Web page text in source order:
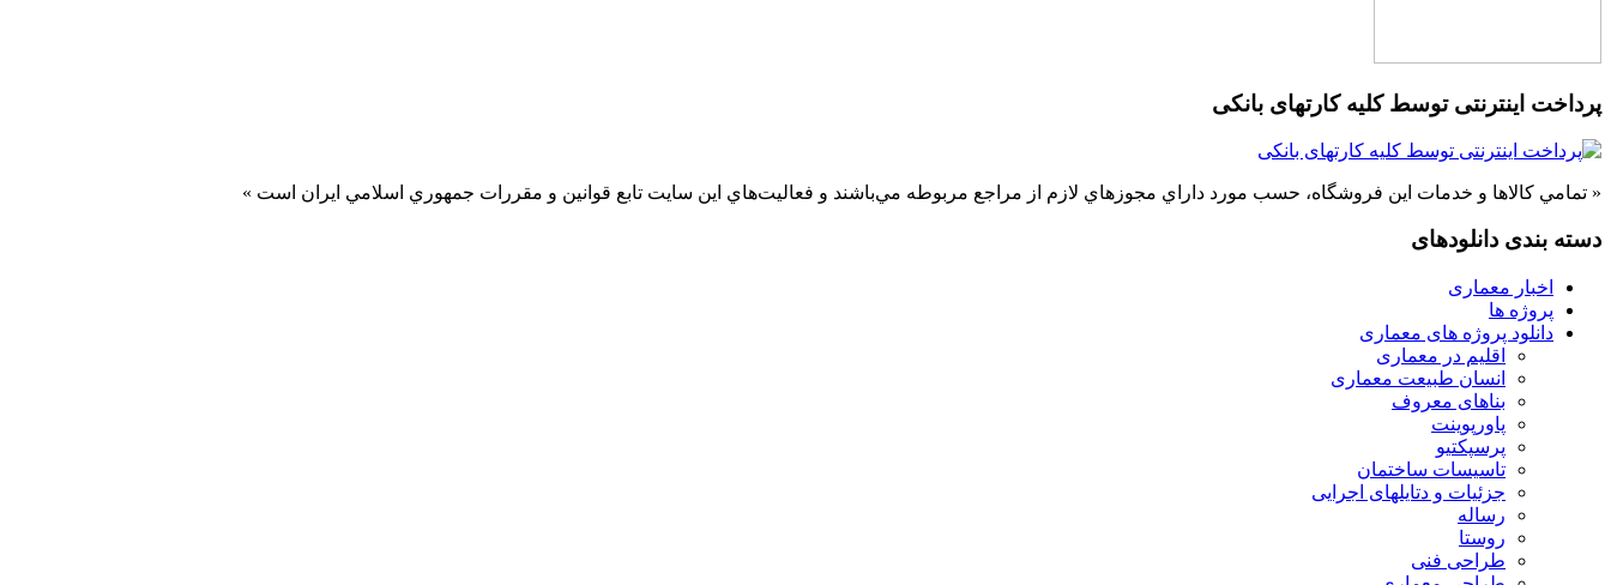
پرداخت اینترنتی توسط کلیه کارتهای بانکی
« تمامي كالاها و خدمات اين فروشگاه، حسب مورد داراي مجوزهاي لازم از مراجع مربوطه مي‌باشند و فعاليت‌هاي اين سايت تابع قوانين و مقررات جمهوري اسلامي ايران است »
دسته بندی دانلودهای
اخبار معماری
پروژه ها
دانلود پروژه های معماری
اقلیم در معماری
انسان طبیعت معماری
بناهای معروف
پاورپوینت
پرسپکتیو
تاسیسات ساختمان
جزئیات و دتایلهای اجرایی
رساله
روستا
طراحی فنی